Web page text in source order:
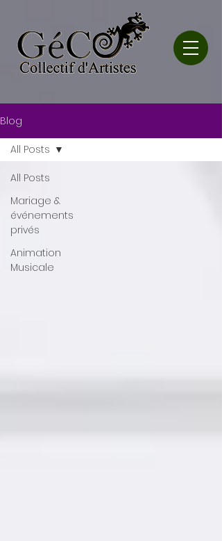
Blog
All Posts
Mariage &
événements
privés
Animation
Musicale
All Posts